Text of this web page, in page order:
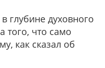
глубине духовного
того, что само
как сказал об